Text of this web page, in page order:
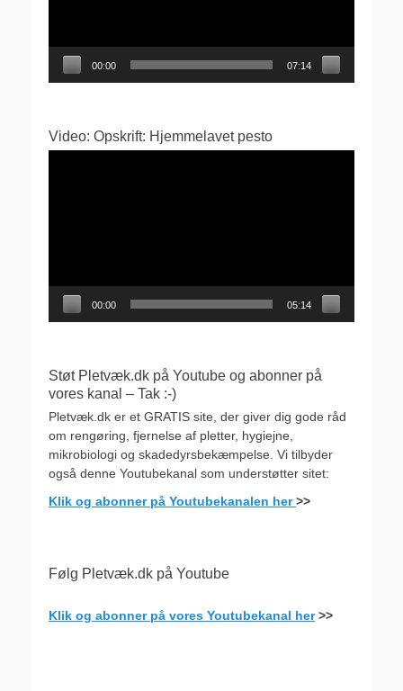
00:00 07:14
Video: Opskrift: Hjemmelavet pesto
00:00 05:14
Støt Pletvæk.dk på Youtube og abonner på
vores kanal – Tak :-)
Pletvæk.dk er et GRATIS site, der giver dig gode råd
om rengøring, fjernelse af pletter, hygiejne,
mikrobiologi og skadedyrsbekæmpelse. Vi tilbyder
også denne Youtubekanal som understøtter sitet:
Klik og abonner på Youtubekanalen her>>
Følg Pletvæk.dk på Youtube
Klik og abonner på vores Youtubekanal her>>